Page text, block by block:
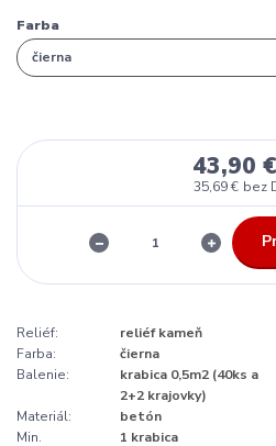
Farba
43,90
35,69 € bez
Reliéf:
reliéf kameň
Farba:
čierna
Balenie:
krabica 0,5m2 (40ks a
2+2 krajovky)
Materiál:
betón
Min.
1 krabica